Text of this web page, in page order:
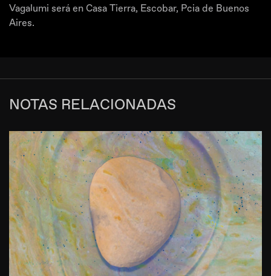
Vagalumi será en Casa Tierra, Escobar, Pcia de Buenos
Aires.
NOTAS RELACIONADAS